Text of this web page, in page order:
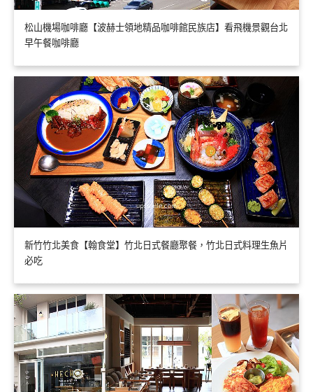
松山機場咖啡廳【波赫士領地精品咖啡館民族店】看飛機景觀台北
早午餐咖啡廳
新竹竹北美食【翰食堂】竹北日式餐廳聚餐，竹北日式料理生魚片
必吃